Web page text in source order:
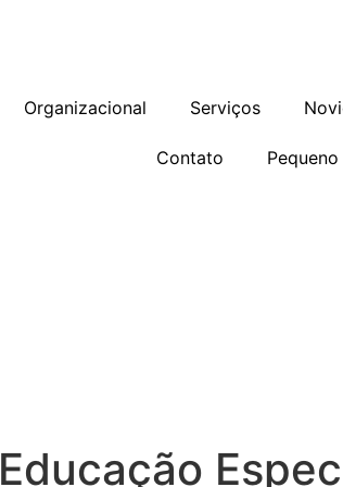
Organizacional Serviços
Contato
Educação